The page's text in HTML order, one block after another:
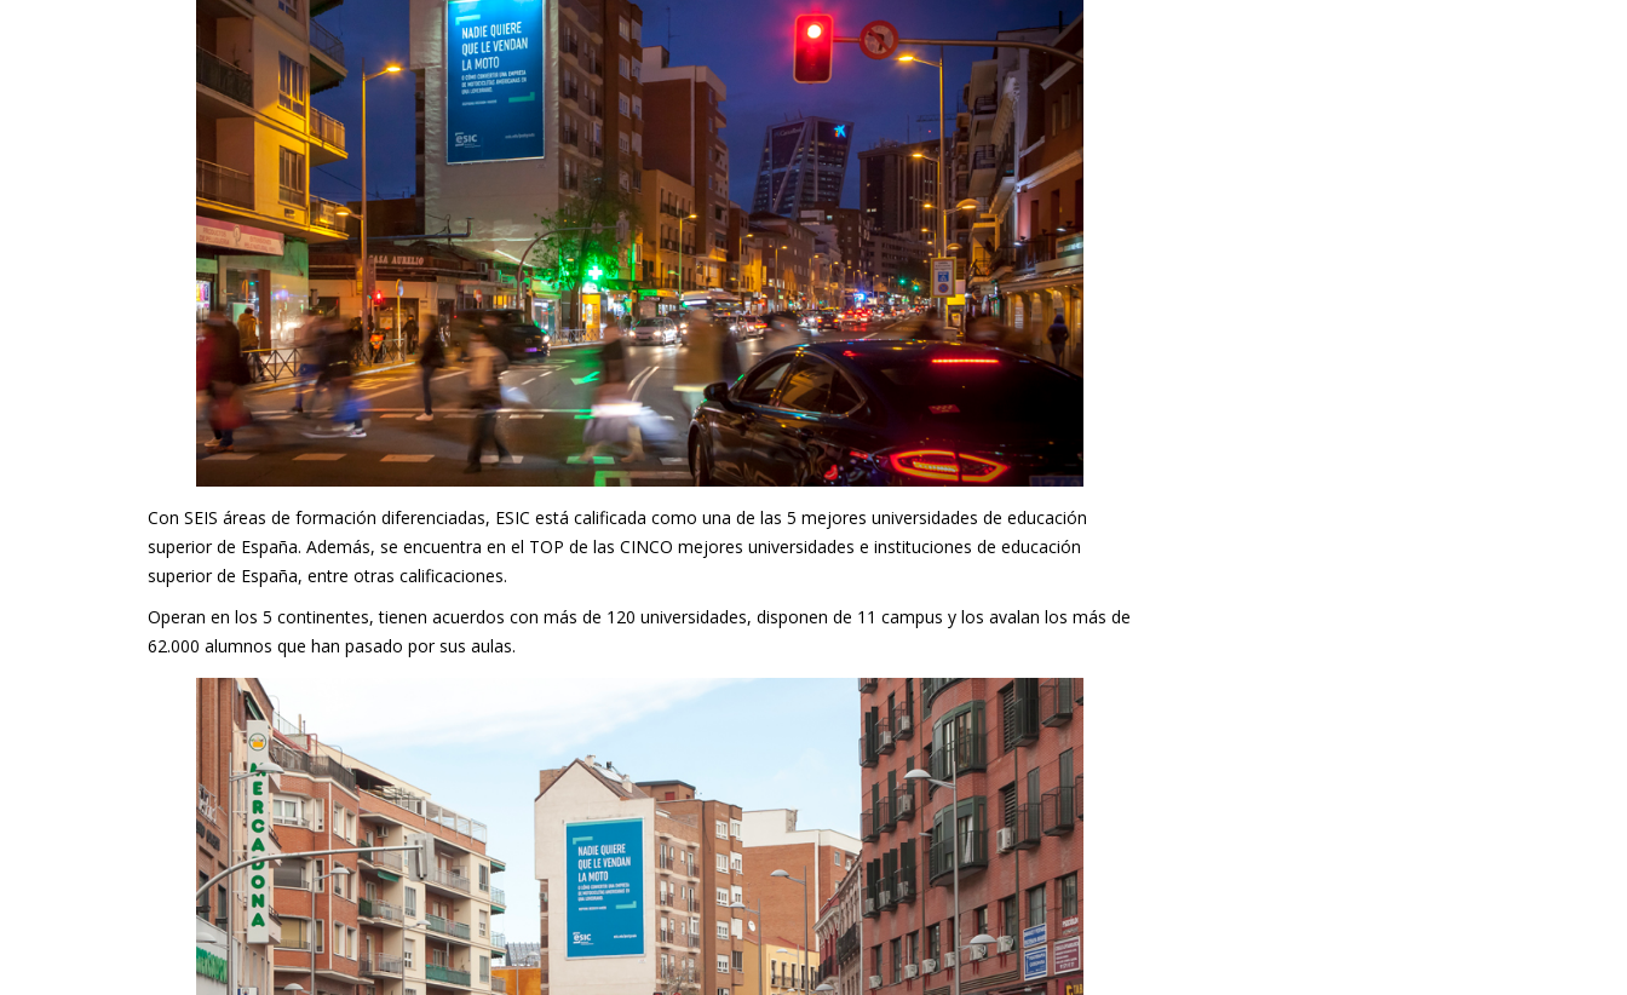
Con SEIS áreas de formación diferenciadas, ESIC está calificada como una de las 5 mejores universidades de educación
superior de España. Además, se encuentra en el TOP de las CINCO mejores universidades e instituciones de educación
superior de España, entre otras calificaciones.
Operan en los 5 continentes, tienen acuerdos con más de 120 universidades, disponen de 11 campus y los avalan los más de
62.000 alumnos que han pasado por sus aulas.